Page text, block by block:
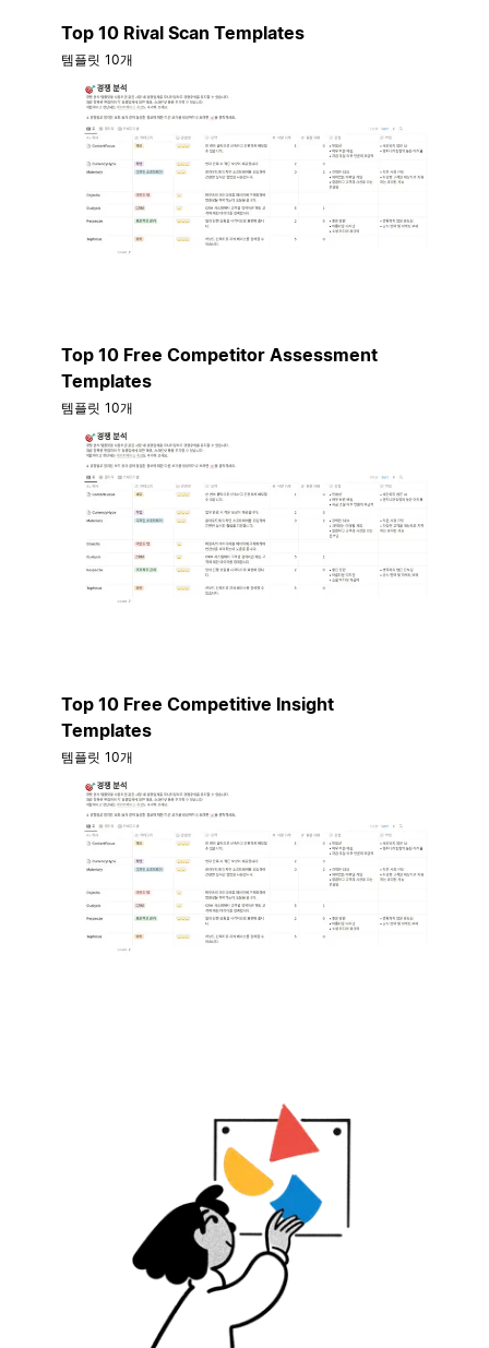
Top 10 Rival Scan Templates
템플릿 10개
Top 10 Free Competitor Assessment
Templates
템플릿 10개
Top 10 Free Competitive Insight
Templates
템플릿 10개